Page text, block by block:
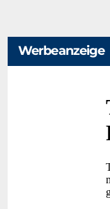
Werbeanzeige